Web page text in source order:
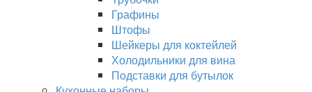
Графины
Штофы
Шейкеры для коктейлей
Холодильники для вина
Подставки для бутылок